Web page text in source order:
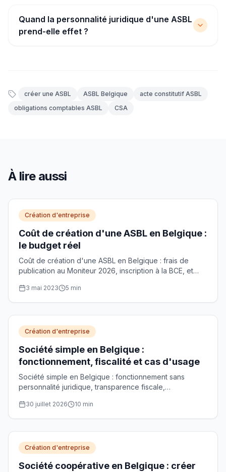
Quand la personnalité juridique d'une ASBL
prend-elle effet ?
créer une ASBL ASBL Belgique
acte constitutif ASBL
obligations comptables ASBL
CSA
À lire aussi
Création d'entreprise
Coût de création d'une ASBL en Belgique :
le budget réel
Coût de création d'une ASBL en Belgique : frais de
publication au Moniteur 2026, inscription à la BCE, et
3 mai 2023 5 min
Création d'entreprise
Société simple en Belgique :
fonctionnement, fiscalité et cas d'usage
Société simple en Belgique : fonctionnement sans
personnalité juridique, transparence fiscale,
patrimoine.
30 juillet 2026 10 min
Création d'entreprise
Société coopérative en Belgique : créer